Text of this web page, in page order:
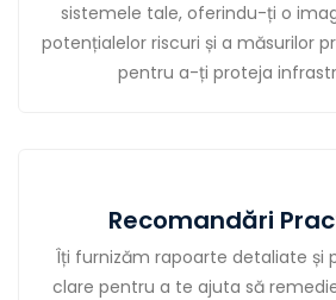
sistemele tale, oferindu-ți o
potențialelor riscuri și a măsurilor
pentru a-ți proteja
Recomandări
Îți furnizăm rapoarte detaliate și
clare pentru a te ajuta să